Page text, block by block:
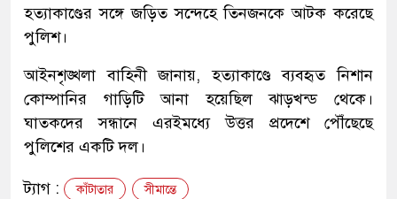
হত্যাকাণ্ডের সঙ্গে জড়িত সন্দেহে তিনজনকে আটক করেছে
পুলিশ।
আইনশৃঙ্খলা বাহিনী জানায়, হত্যাকাণ্ডে ব্যবহৃত নিশান
কোম্পানির গাড়িটি আনা হয়েছিল ঝাড়খন্ড থেকে।
ঘাতকদের সন্ধানে এরইমধ্যে উত্তর প্রদেশে পৌঁছেছে
পুলিশের একটি দল।
ট্যাগ : কাঁটাতার সীমান্তে